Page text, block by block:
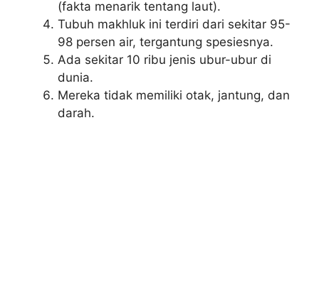
(fakta menarik tentang laut).
Tubuh makhluk ini terdiri dari sekitar 95-
98 persen air, tergantung spesiesnya.
Ada sekitar 10 ribu jenis ubur-ubur di
dunia.
Mereka tidak memiliki otak, jantung, dan
darah.